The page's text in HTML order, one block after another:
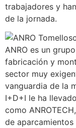
trabajadores y
de la jornada.
ANRO es un
fabricación y
sector muy
vanguardia de la
I+D+I le ha
como
de